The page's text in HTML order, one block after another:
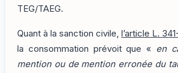
TEG/TAEG.
Quant à la sanction civile, l’article L.
la consommation prévoit que « en
mention ou de mention erronée du